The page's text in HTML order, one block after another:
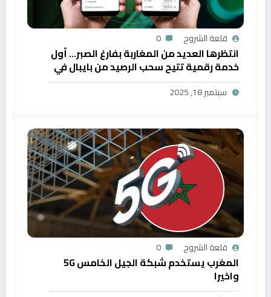
قلعة الشروح 0
انتظرها العديد من المغاربة بفارغ الصبر… أول
خدمة رقمية تتيح سحب الرصيد من بايبال في
المغرب
سبتمبر 18, 2025
قلعة الشروح 0
المغرب يستخدم شبكة الجيل الخامس 5G
واخيرا